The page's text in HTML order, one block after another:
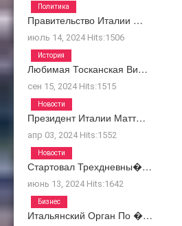
Правительство Италии …
июль 14, 2024 Hits:1506
Политика
Любимая Тосканская Ви…
сен 15, 2024 Hits:1515
История
Президент Италии Матт…
апр 03, 2024 Hits:1552
Новости
Стартовал Трехдневны�…
июнь 13, 2024 Hits:1642
Новости
Итальянский Орган По �…
Бизнес